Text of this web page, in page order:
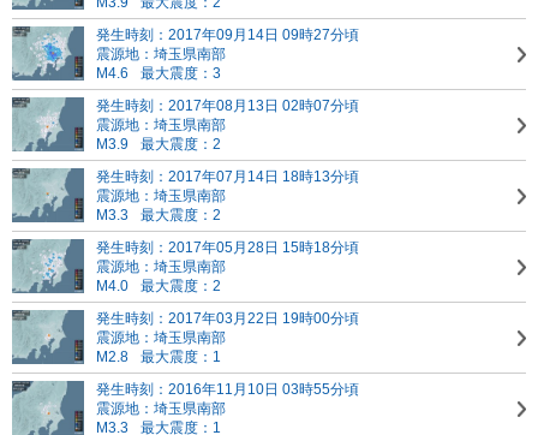
発生時刻：2017年09月14日 09時27分頃
震源地：埼玉県南部
M4.6
最大震度：3
発生時刻：2017年08月13日 02時07分頃
震源地：埼玉県南部
M3.9
最大震度：2
発生時刻：2017年07月14日 18時13分頃
震源地：埼玉県南部
M3.3
最大震度：2
発生時刻：2017年05月28日 15時18分頃
震源地：埼玉県南部
M4.0
最大震度：2
発生時刻：2017年03月22日 19時00分頃
震源地：埼玉県南部
M2.8
最大震度：1
発生時刻：2016年11月10日 03時55分頃
震源地：埼玉県南部
M3.3
最大震度：1